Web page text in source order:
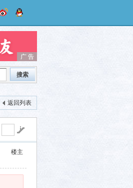
广 告
广 告
搜索
返回列表
楼主